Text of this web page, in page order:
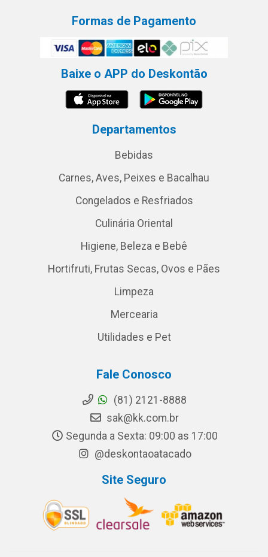
Formas de Pagamento
Baixe o APP do Deskontão
Departamentos
Bebidas
Carnes, Aves, Peixes e Bacalhau
Congelados e Resfriados
Culinária Oriental
Higiene, Beleza e Bebê
Hortifruti, Frutas Secas, Ovos e Pães
Limpeza
Mercearia
Utilidades e Pet
Fale Conosco
(81) 2121-8888
sak@kk.com.br
Segunda a Sexta: 09:00 as 17:00
@deskontaoatacado
Site Seguro